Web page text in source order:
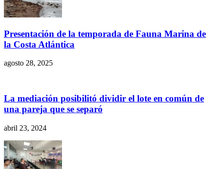
Presentación de la temporada de Fauna Marina de
la Costa Atlántica
agosto 28, 2025
La mediación posibilitó dividir el lote en común de
una pareja que se separó
abril 23, 2024